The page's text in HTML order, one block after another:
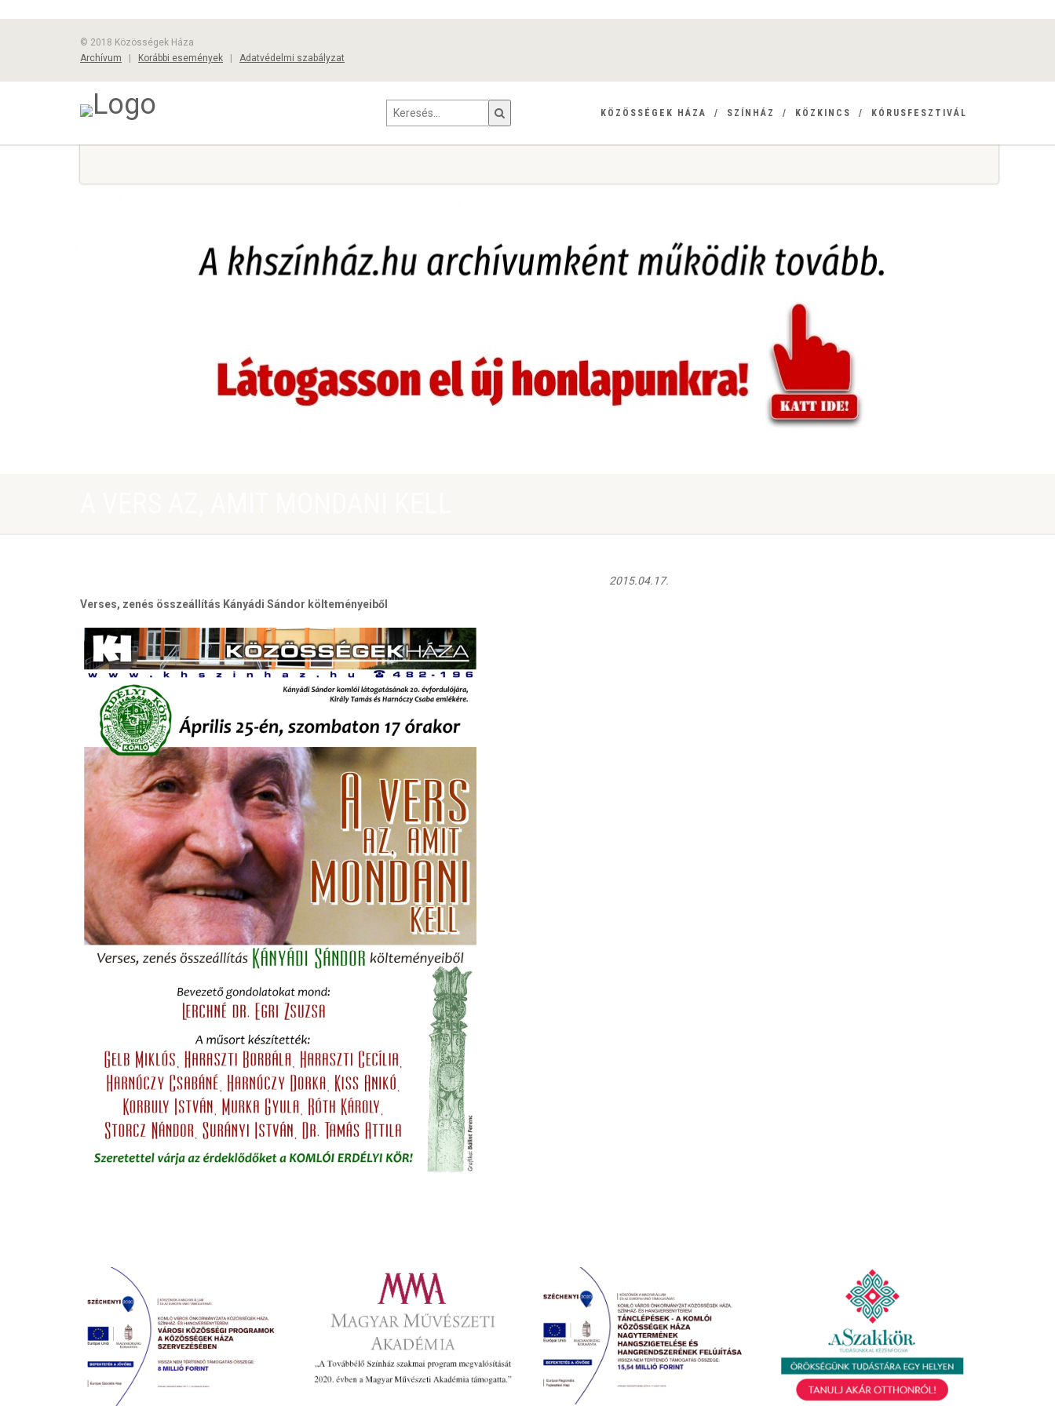
© 2018 Közösségek Háza
Archívum
Korábbi események Adatvédelmi szabályzat
KÖZÖSSÉGEK HÁZA SZÍNHÁZ KÖZKINCS KÓRUSFESZTIVÁL
2015.04.17.
Verses, zenés összeállítás Kányádi Sándor költeményeiből